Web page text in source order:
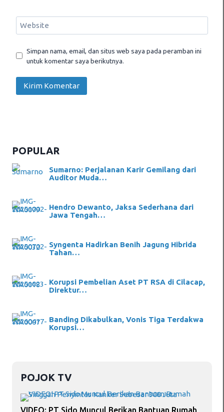
Website
Simpan nama, email, dan situs web saya pada peramban ini
untuk komentar saya berikutnya.
POPULAR
Sumarno: Perjalanan Karir Gemilang dari
Auditor Muda…
Hendro Dewanto, Jaksa Sederhana dari
Jawa Tengah…
Syngenta Hadirkan Benih Jagung Hibrida
Tahan…
Korupsi Pembelian Aset PT RSA di Cilacap,
Direktur…
Banding Dikabulkan, Vonis Tiga Terdakwa
Korupsi…
POJOK TV
VIDEO: PT Sido Muncul Berikan Bantuan Rumah